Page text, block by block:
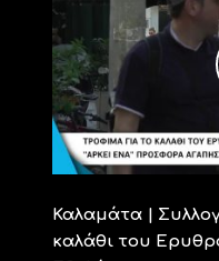
Καλαμάτα |
καλάθι του